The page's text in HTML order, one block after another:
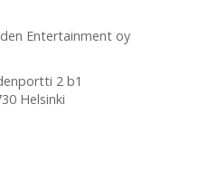
Entertainment oy
2 b1
Helsinki